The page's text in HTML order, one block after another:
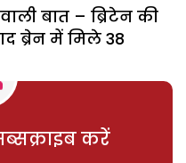
बात – ब्रिटेन की
ब्रेन में मिले 38
करें